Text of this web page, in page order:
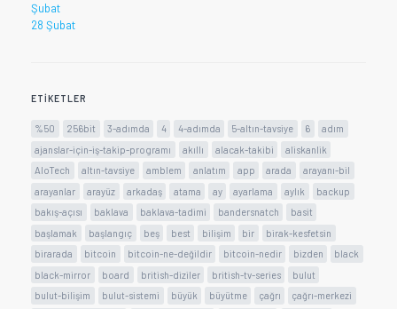
Şubat
28 Şubat
ETIKETLER
%50 256bit 3-adımda 4 4-adımda 5-altın-tavsiye 6
adım
ajanslar-için-iş-takip-programı
akıllı alacak-takibi
aliskanlik
AloTech
altın-tavsiye amblem anlatım app arada
arayanı-bil
arayanlar
arayüz arkadaş atama ay ayarlama aylık
backup
bakış-açısı
baklava baklava-tadimi bandersnatch
basit
başlamak
başlangıç beş best bilişim bir
birak-kesfetsin
birarada
bitcoin bitcoin-ne-değildir bitcoin-nedir bizden
black
black-mirror
board british-diziler british-tv-series
bulut
bulut-bilişim
bulut-sistemi büyük büyütme çağrı
çağrı-merkezi